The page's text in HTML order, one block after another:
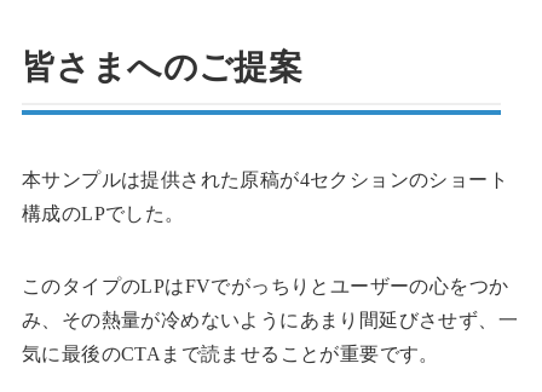
皆さまへのご提案
本サンプルは提供された原稿が4セクションのショート
構成のLPでした。
このタイプのLPはFVでがっちりとユーザーの心をつか
み、その熱量が冷めないようにあまり間延びさせず、一
気に最後のCTAまで読ませることが重要です。